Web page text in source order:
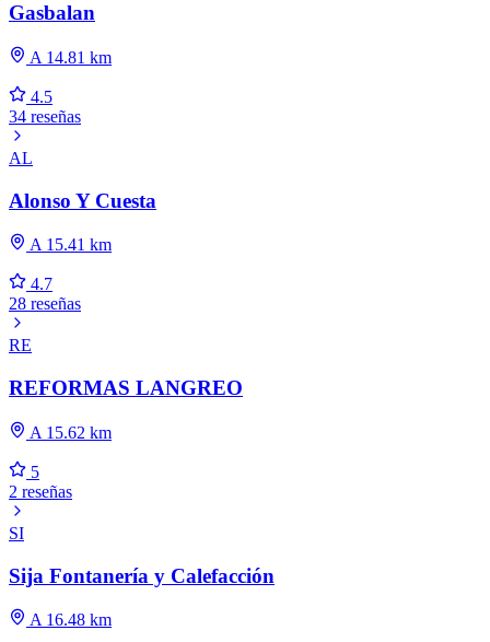
Gasbalan
A 14.81 km
4.5
34 reseñas
AL
Alonso Y Cuesta
A 15.41 km
4.7
28 reseñas
RE
REFORMAS LANGREO
A 15.62 km
5
2 reseñas
SI
Sija Fontanería y Calefacción
A 16.48 km